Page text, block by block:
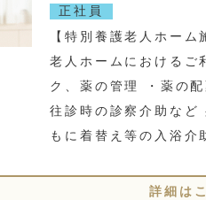
正社員
【特別養護老人ホー
老人ホームにおけるご
ク、薬の管理 ・薬の
往診時の診察介助など
もに着替え等の入浴
詳細は